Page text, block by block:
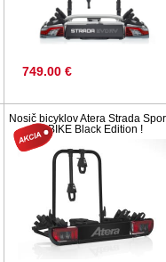
749.00 €
Nosič bicyklov Atera Strada
BIKE Black Edition !